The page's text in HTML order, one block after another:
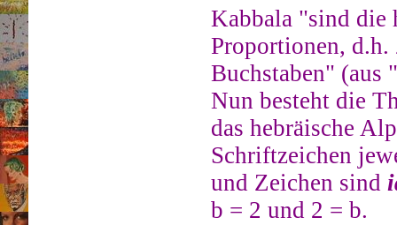
Kabbala "sind die
Proportionen,
Buchstaben" (aus
Nun besteht die
das hebräische
Schriftzeichen
und Zeichen sind
b = 2 und 2 = b.